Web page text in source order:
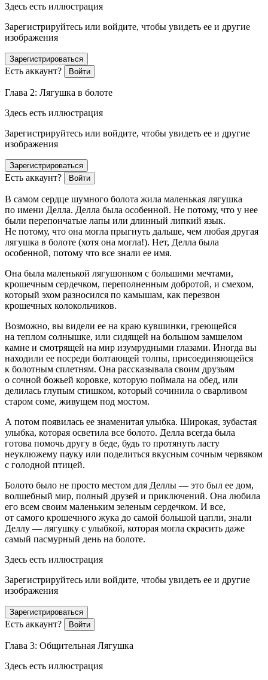
Здесь есть иллюстрация
Зарегистрируйтесь или войдите, чтобы увидеть ее и другие
изображения
Зарегистрироваться
Есть аккаунт? Войти
Глава 2: Лягушка в болоте
Здесь есть иллюстрация
Зарегистрируйтесь или войдите, чтобы увидеть ее и другие
изображения
Зарегистрироваться
Есть аккаунт? Войти
В самом сердце шумного болота жила маленькая лягушка
по имени Делла. Делла была особенной. Не потому, что у нее
были перепончатые лапы или длинный липкий язык.
Не потому, что она могла прыгнуть дальше, чем любая другая
лягушка в болоте (хотя она могла!). Нет, Делла была
особенной, потому что все знали ее имя.
Она была маленькой лягушонком с большими мечтами,
крошечным сердечком, переполненным добротой, и смехом,
который эхом разносился по камышам, как перезвон
крошечных колокольчиков.
Возможно, вы видели ее на краю кувшинки, греющейся
на теплом солнышке, или сидящей на большом замшелом
камне и смотрящей на мир изумрудными глазами. Иногда вы
находили ее посреди болтающей толпы, присоединяющейся
к болотным сплетням. Она рассказывала своим друзьям
о сочной божьей коровке, которую поймала на обед, или
делилась глупым стишком, который сочинила о сварливом
старом соме, живущем под мостом.
А потом появилась ее знаменитая улыбка. Широкая, зубастая
улыбка, которая осветила все болото. Делла всегда была
готова помочь другу в беде, будь то протянуть ласту
неуклюжему пауку или поделиться вкусным сочным червяком
с голодной птицей.
Болото было не просто местом для Деллы — это был ее дом,
волшебный мир, полный друзей и приключений. Она любила
его всем своим маленьким зеленым сердечком. И все,
от самого крошечного жука до самой большой цапли, знали
Деллу — лягушку с улыбкой, которая могла скрасить даже
самый пасмурный день на болоте.
Здесь есть иллюстрация
Зарегистрируйтесь или войдите, чтобы увидеть ее и другие
изображения
Зарегистрироваться
Есть аккаунт? Войти
Глава 3: Общительная Лягушка
Здесь есть иллюстрация